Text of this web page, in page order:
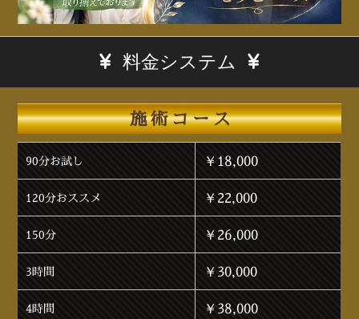
料金システム
施術コース
90分お試し ￥18,000
120分おススメ ￥22,000
150分 ￥26,000
3時間 ￥30,000
4時間 ￥38,000